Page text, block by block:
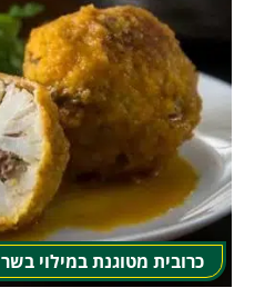
כרובית מטוגנת במילוי בשר